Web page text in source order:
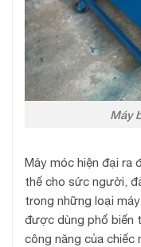
Máy
Máy móc hiện đại ra
thế cho sức người,
trong những loại
được dùng phổ biến
công năng của chiếc